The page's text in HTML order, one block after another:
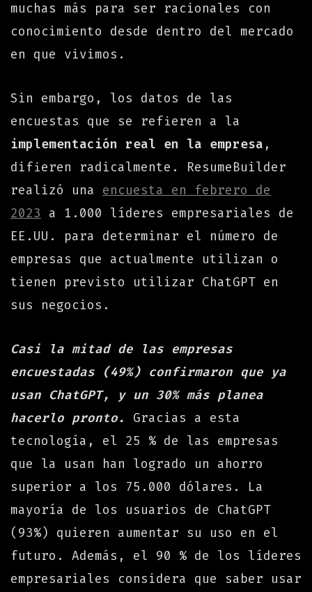
muchas más para ser racionales con
conocimiento desde dentro del mercado
en que vivimos.
Sin embargo, los datos de las
encuestas que se refieren a la
implementación real en la empresa ,
difieren radicalmente. ResumeBuilder
realizó una encuesta en febrero de
2023 a 1.000 líderes empresariales de
EE.UU. para determinar el número de
empresas que actualmente utilizan o
tienen previsto utilizar ChatGPT en
sus negocios.
Casi la mitad de las empresas
encuestadas (49%) confirmaron que ya
usan ChatGPT, y un 30% más planea
hacerlo pronto. Gracias a esta
tecnología, el 25 % de las empresas
que la usan han logrado un ahorro
superior a los 75.000 dólares. La
mayoría de los usuarios de ChatGPT
(93%) quieren aumentar su uso en el
futuro. Además, el 90 % de los líderes
empresariales considera que saber usar